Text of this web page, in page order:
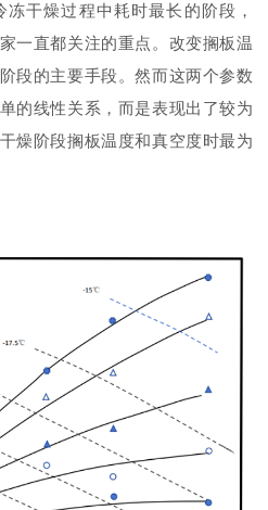
干燥过程中耗时最长的阶段，
一直都关注的重点。改变搁板温
段的主要手段。然而这两个参数
的线性关系，而是表现出了较为
燥阶段搁板温度和真空度时最为